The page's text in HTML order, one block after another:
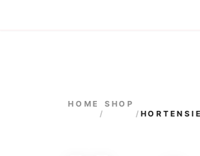
HOME
/
SHOP
/ HORTENSIE